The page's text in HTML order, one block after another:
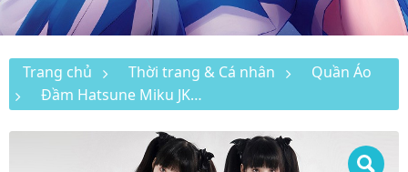
Trang chủ Thời trang & Cá nhân
Quần Áo
Đầm Hatsune Miku JK Ginkgo Leaves váy dài